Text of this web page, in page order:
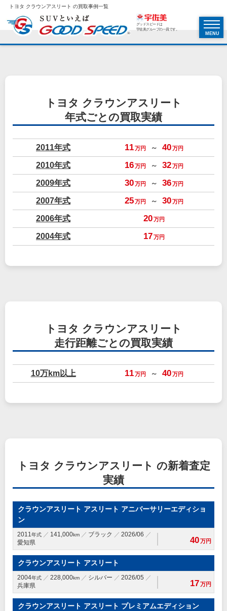
トヨタ クラウンアスリート の買取事例一覧
グッドスピードは
宇佐美グループの一員です。
MENU
トヨタ クラウンアスリート
年式ごとの買取実績
2011年式 11万円 ～ 40万円
2010年式 16万円 ～ 32万円
2009年式 30万円 ～ 36万円
2007年式 25万円 ～ 30万円
2006年式 20万円
2004年式 17万円
トヨタ クラウンアスリート
走行距離ごとの買取実績
10万km以上 11万円 ～ 40万円
トヨタ クラウンアスリート の新着査定
実績
クラウンアスリート アスリート アニバーサリーエディショ
ン
2011年式 141,000km ブラック
2026/06
愛知県
40万円
クラウンアスリート アスリート
2004年式 228,000km シルバー
2026/05
兵庫県
17万円
クラウンアスリート アスリート プレミアムエディション